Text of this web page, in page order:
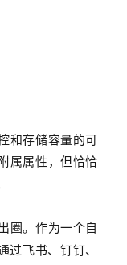
和存储容量的可
属属性，但恰恰
圈。 作为一个自
过飞书、钉钉、